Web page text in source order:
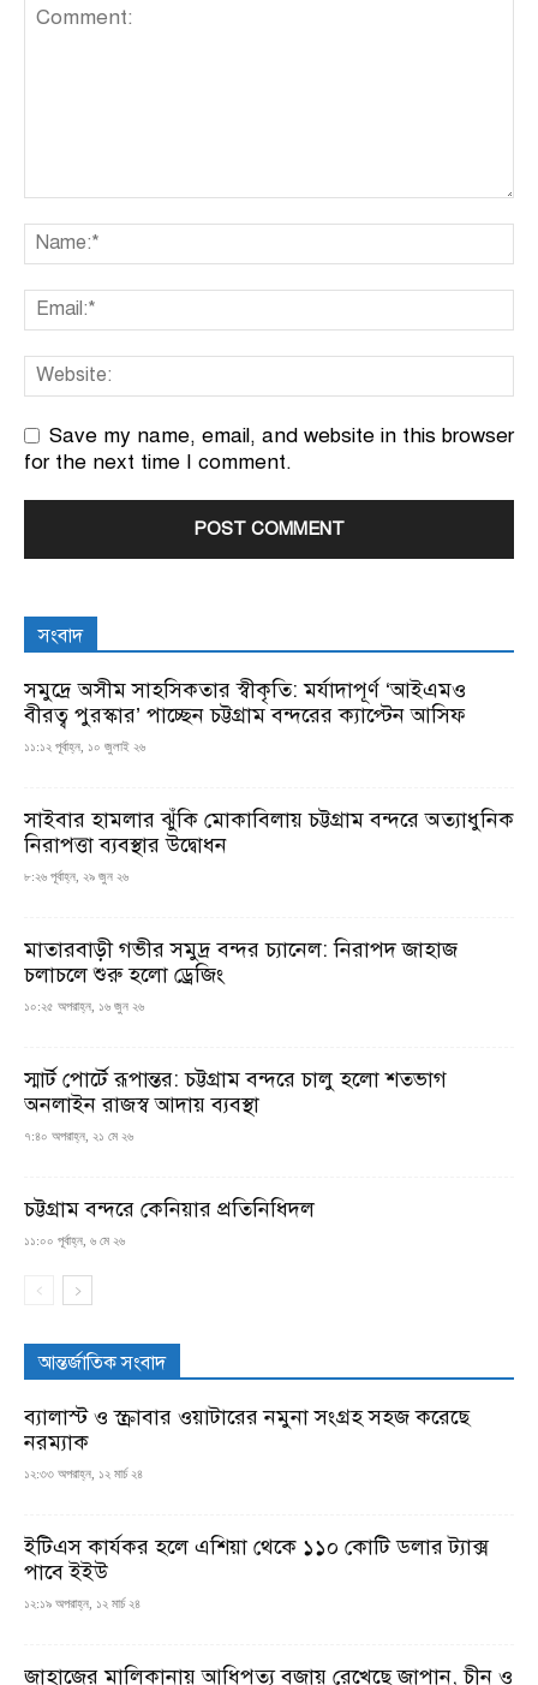
Save my name, email, and website in this browser
for the next time I comment.
সংবাদ
সমুদ্রে অসীম সাহসিকতার স্বীকৃতি: মর্যাদাপূর্ণ ‘আইএমও
বীরত্ব পুরস্কার’ পাচ্ছেন চট্টগ্রাম বন্দরের ক্যাপ্টেন আসিফ
১১:১২ পূর্বাহ্ন, ১০ জুলাই ২৬
সাইবার হামলার ঝুঁকি মোকাবিলায় চট্টগ্রাম বন্দরে অত্যাধুনিক
নিরাপত্তা ব্যবস্থার উদ্বোধন
৮:২৬ পূর্বাহ্ন, ২৯ জুন ২৬
মাতারবাড়ী গভীর সমুদ্র বন্দর চ্যানেল: নিরাপদ জাহাজ
চলাচলে শুরু হলো ড্রেজিং
১০:২৫ অপরাহ্ন, ১৬ জুন ২৬
স্মার্ট পোর্টে রূপান্তর: চট্টগ্রাম বন্দরে চালু হলো শতভাগ
অনলাইন রাজস্ব আদায় ব্যবস্থা
৭:৪০ অপরাহ্ন, ২১ মে ২৬
চট্টগ্রাম বন্দরে কেনিয়ার প্রতিনিধিদল
১১:০০ পূর্বাহ্ন, ৬ মে ২৬
আন্তর্জাতিক সংবাদ
ব্যালাস্ট ও স্ক্রাবার ওয়াটারের নমুনা সংগ্রহ সহজ করেছে
নরম্যাক
১২:৩৩ অপরাহ্ন, ১২ মার্চ ২৪
ইটিএস কার্যকর হলে এশিয়া থেকে ১১০ কোটি ডলার ট্যাক্স
পাবে ইইউ
১২:১৯ অপরাহ্ন, ১২ মার্চ ২৪
জাহাজের মালিকানায় আধিপত্য বজায় রেখেছে জাপান, চীন ও